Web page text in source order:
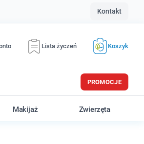
Kontakt
Lista życzeń Koszyk
PROMOCJE
Makijaż Zwierzęta